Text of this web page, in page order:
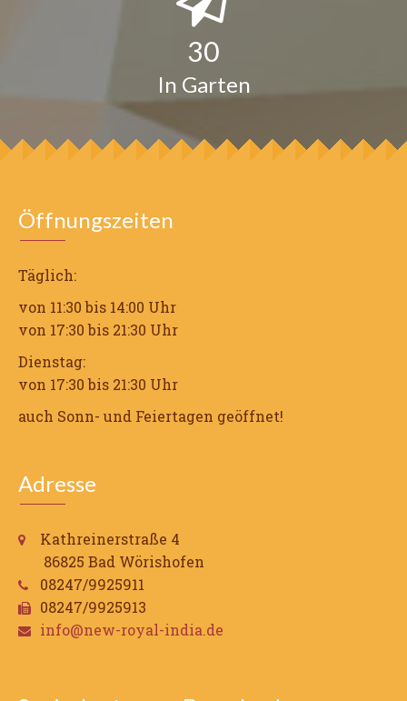
30
In Garten
Öffnungszeiten
Täglich:
von 11:30 bis 14:00 Uhr
von 17:30 bis 21:30 Uhr
Dienstag:
von 17:30 bis 21:30 Uhr
auch Sonn- und Feiertagen geöffnet!
Adresse
Kathreinerstraße 4
86825 Bad Wörishofen
08247/9925911
08247/9925913
info@new-royal-india.de